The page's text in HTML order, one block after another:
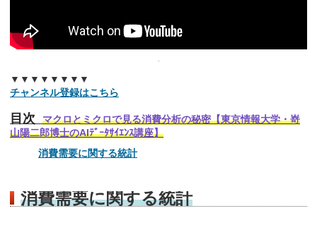
▼▼▼▼▼▼▼▼
チャンネル登録はこちら
目次
マクロとミクロで見る消費分析の秘密【東京情報大学・嵜
山陽二郎博士のAIﾃﾞｰﾀｻｲｴﾝｽ講座】
消費需要に関する統計
消費需要に関する統計